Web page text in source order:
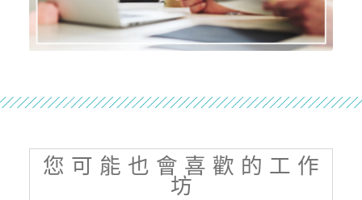
您 可 能 也 會 喜 歡 的 工 作
坊